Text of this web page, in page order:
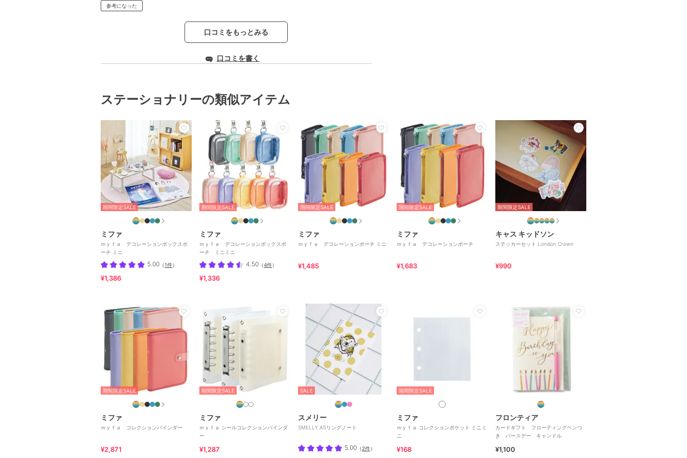
参考になった
口コミをもっとみる
口コミを書く
ステーショナリーの類似アイテム
期間限定SALE
ミファ
ｍｙｆａ デコレーションボックスポ
ーチ ミニ
5.00 （1件）
¥1,386
期間限定SALE
ミファ
ｍｙｆａ デコレーションボックスポ
ーチ ミニミニ
4.50 （4件）
¥1,336
期間限定SALE
ミファ
ｍｙｆａ デコレーションポーチ ミニ
¥1,485
期間限定SALE
ミファ
ｍｙｆａ デコレーションポーチ
¥1,683
期間限定SALE
キャス キッドソン
ステッカーセット London Crown
¥990
期間限定SALE
ミファ
ｍｙｆａ コレクションバインダー
¥2,871
期間限定SALE
ミファ
ｍｙｆａ シールコレクションバインダ
ー
¥1,287
SALE
スメリー
SMELLY A5リングノート
5.00 （2件）
期間限定SALE
ミファ
ｍｙｆａ コレクションポケット ミニミ
ニ
¥168
フロンティア
カードギフト フローティングペンつ
き バースデー キャンドル
¥1,100